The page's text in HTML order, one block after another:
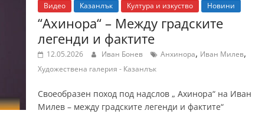
Видео Казанлък Култура и изкуство Новини
“Ахинора“ – Между градските
легенди и фактите
12.05.2026 Иван Бонев Анхинора, Иван Милев,
Художествена галерия - Казанлък
Своеобразен поход под надслов „ Ахинора“ на Иван
Милев – между градските легенди и фактите“